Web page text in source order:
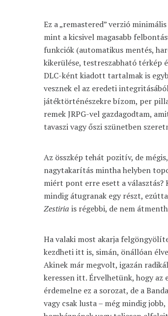
Ez a „remastered” verzió
mint a kicsivel magasabb
funkciók (automatikus mentés,
kikerülése, testreszabható térkép
DLC-ként kiadott tartalmak is
vesznek el az eredeti
játéktörténészekre bízom, per
remek JRPG-vel gazdagodtam,
tavaszi vagy őszi szünetben
Az összkép tehát pozitív, de mégis,
nagytakarítás mintha helyben
miért pont erre esett a választás?
mindig átugranak egy részt,
Zestiria is régebbi, de nem
Ha valaki most akarja
kezdheti itt is, simán, önállóan
Akinek már megvolt, igazán
keressen itt. Érvelhetünk, hogy
érdemelne ez a sorozat, de a
vagy csak lusta – még mindig